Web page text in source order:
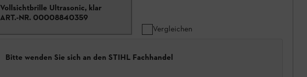
Vollsichtbrille Ultrasonic, klar
ART.-NR. 00008840359
Vergleichen
Bitte wenden Sie sich an den STIHL Fachhandel